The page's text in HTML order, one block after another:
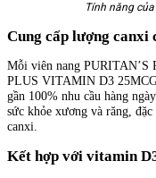
Tính năng của
Cung cấp lượng canxi
Mỗi viên nang
PLUS VITAMIN D3
gần 100% nhu cầu hàng
sức khỏe xương và răng,
canxi.
Kết hợp với vitamin